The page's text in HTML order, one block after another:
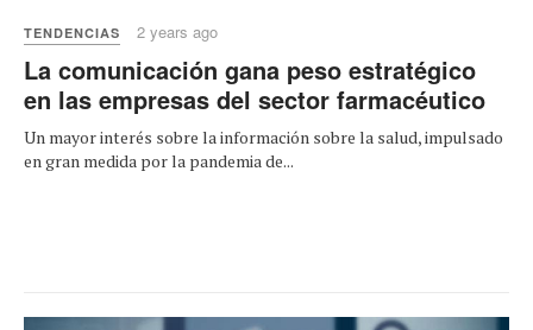
TENDENCIAS 2 years ago
La comunicación gana peso estratégico
en las empresas del sector farmacéutico
Un mayor interés sobre la información sobre la salud, impulsado
en gran medida por la pandemia de...